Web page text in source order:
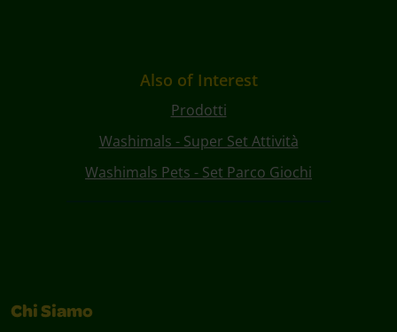
Also of Interest
Prodotti
Washimals - Super Set Attività
Washimals Pets - Set Parco Giochi
Chi Siamo